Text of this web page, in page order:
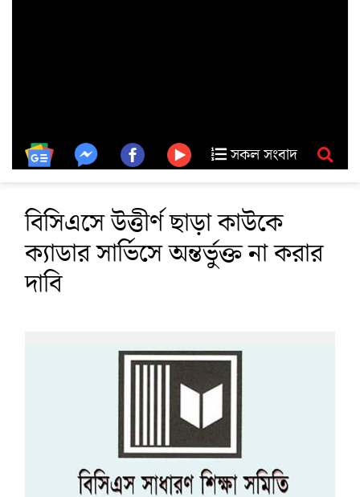
সকল সংবাদ
বিসিএসে উত্তীর্ণ ছাড়া কাউকে
ক্যাডার সার্ভিসে অন্তর্ভুক্ত না করার
দাবি